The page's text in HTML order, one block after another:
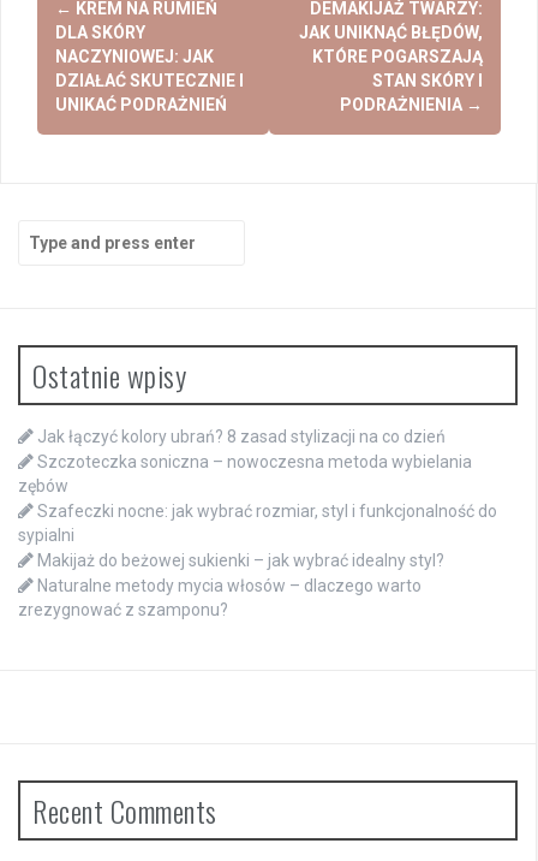
navigation
← KREM NA RUMIEŃ
DLA SKÓRY
NACZYNIOWEJ: JAK
DZIAŁAĆ SKUTECZNIE I
UNIKAĆ PODRAŻNIEŃ
DEMAKIJAŻ TWARZY:
JAK UNIKNĄĆ BŁĘDÓW,
KTÓRE POGARSZAJĄ
STAN SKÓRY I
PODRAŻNIENIA →
for:
Ostatnie wpisy
Jak łączyć kolory ubrań? 8 zasad stylizacji na co dzień
Szczoteczka soniczna – nowoczesna metoda wybielania
zębów
Szafeczki nocne: jak wybrać rozmiar, styl i funkcjonalność do
sypialni
Makijaż do beżowej sukienki – jak wybrać idealny styl?
Naturalne metody mycia włosów – dlaczego warto
zrezygnować z szamponu?
Recent Comments